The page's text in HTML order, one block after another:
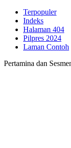
Terpopuler
Indeks
Halaman 404
Pilpres 2024
Laman Contoh
Pertamina dan